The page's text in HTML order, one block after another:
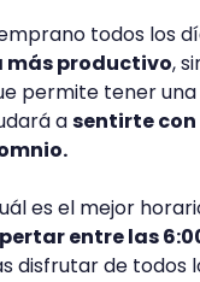
todos los
más productivo,
permite tener
asentirte con
es el mejor
entre las
disfrutar de todos